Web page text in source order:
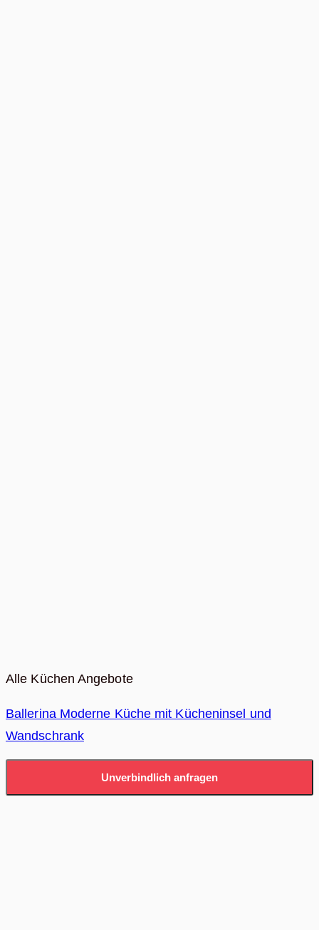
Alle Küchen Angebote
Ballerina Moderne Küche mit Kücheninsel und
Wandschrank
Unverbindlich anfragen